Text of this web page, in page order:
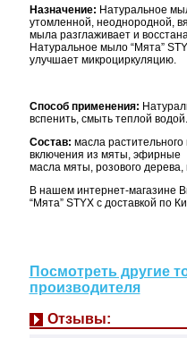
Назначение: Натуральное
утомленной, неоднородной,
мыла разглаживает и
Натуральное мыло “Мята”
улучшает микроциркуляцию.
Способ применения:
вспенить, смыть теплой водой.
Состав: масла
включения из мяты, эфирные
масла мяты, розового дерева,
В нашем интернет-магазине
“Мята” STYX с доставкой по
Посмотреть другие
производителя
Отзывы: